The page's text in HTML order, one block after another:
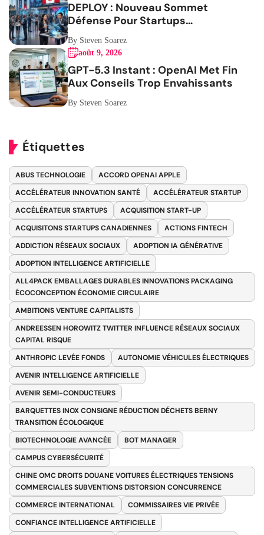
DEPLOY : Nouveau Sommet
Défense Pour Startups
Canadiennes
By Steven Soarez
août 9, 2026
GPT-5.3 Instant : OpenAI Met Fin
Aux Conseils Trop Envahissants
By Steven Soarez
Étiquettes
ABUS TECHNOLOGIE
ACCORD OPENAI APPLE
ACCÉLÉRATEUR INNOVATION SANTÉ
ACCÉLÉRATEUR STARTUP
ACCÉLÉRATEUR STARTUPS
ACQUISITION START-UP
ACQUISITONS STARTUPS CANADIENNES
ACTIONS FINTECH
ADDICTION RÉSEAUX SOCIAUX
ADOPTION IA GÉNÉRATIVE
ADOPTION INTELLIGENCE ARTIFICIELLE
ALL4PACK EMBALLAGES DURABLES INNOVATIONS PACKAGING
ÉCOCONCEPTION ÉCONOMIE CIRCULAIRE
AMBITIONS VENTURE CAPITALISTS
ANDREESSEN HOROWITZ TWITTER INFLUENCE RÉSEAUX SOCIAUX
CAPITAL RISQUE
ANTHROPIC LEVÉE FONDS
AUTONOMIE VÉHICULES ÉLECTRIQUES
AVENIR INTELLIGENCE ARTIFICIELLE
AVENIR SEMI-CONDUCTEURS
BARQUETTES INOX CONSIGNE RÉDUCTION DÉCHETS BERNY
TRANSITION ÉCOLOGIQUE
BIOTECHNOLOGIE AVANCÉE
BOT MANAGER
CAMPUS CYBERSÉCURITÉ
CHINE OMC DROITS DOUANE VOITURES ÉLECTRIQUES TENSIONS
COMMERCIALES SUBVENTIONS DISTORSION CONCURRENCE
COMMERCE INTERNATIONAL
COMMISSAIRES VIE PRIVÉE
CONFIANCE INTELLIGENCE ARTIFICIELLE